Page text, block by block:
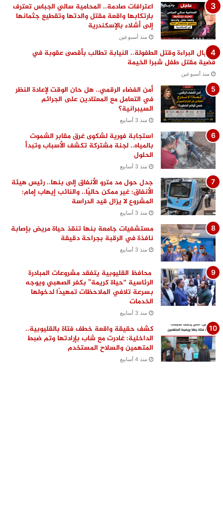
اعترافات صادمة.. المحامية سالي الجباس تعترف
بارتكابها واقعة مقتل والدتها وتقطيع جثمانها
إلى أشلاء بالإسكندرية
منذ أسبوعين
اغتيال البراءة وقتل الطفولة.. النيابة تطالب بأقصى عقوبة في
قضية مقتل طفل شبرا الخيمة
منذ أسبوعين
أمن الفضاء الرقمي.. هل حان الوقت لإعادة النظر
في التعامل مع المعتادين على الجرائم
السيبرانية؟
منذ 3 أسابيع
استجابة فورية لشكوى غرق مقابر الشموت
بالمياه.. لجنة مشتركة تكشف الأسباب وتبدأ
الحلول
منذ 3 أسابيع
جدل حول مد مترو الأنفاق إلى بنها.. رئيس هيئة
الأنفاق: غير ممكن حاليًا.. والنائب إيهاب إمام:
المشروع لا يزال قيد الدراسة
منذ 3 أسابيع
مستشفيات جامعة بنها تنقذ حياة مريض بإصابة
نافذة في الرقبة بجراحة دقيقة
منذ 3 أسابيع
محافظ القليوبية يتفقد مشروعات المبادرة
الرئاسية “حياة كريمة” بكفر الصهبي ويوجه
بسرعة تلافي الملاحظات تمهيدًا لدخولها
الخدمات
منذ 3 أسابيع
كشف حقيقة واقعة خطف فتاة بالقليوبية..
الداخلية: غادرت مع شاب بإرادتها وتم ضبط
المتهمين والسلاح المستخدم
منذ 4 أسابيع